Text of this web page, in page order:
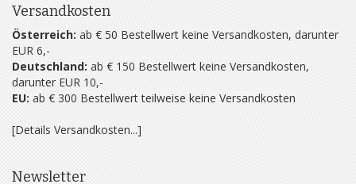
Versandkosten
Österreich: ab € 50 Bestellwert keine Versandkosten, darunter
EUR 6,-
Deutschland: ab € 150 Bestellwert keine Versandkosten,
darunter EUR 10,-
EU: ab € 300 Bestellwert teilweise keine Versandkosten
[Details Versandkosten...]
Newsletter